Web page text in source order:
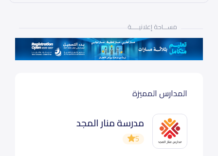
مســـاحة إعلانيـــــة
المدارس المميزة
مدرسة منار المجد
5